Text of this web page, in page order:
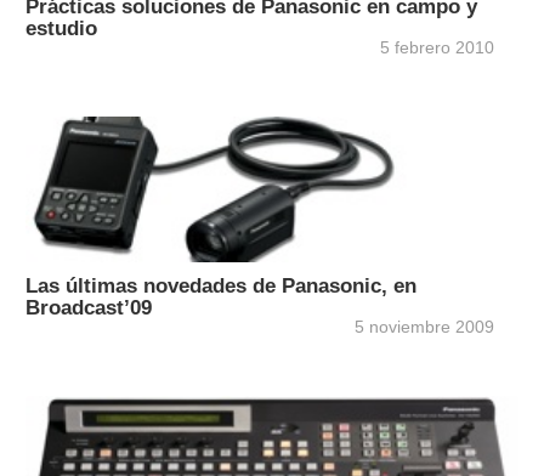
Prácticas soluciones de Panasonic en campo y
estudio
5 febrero 2010
Las últimas novedades de Panasonic, en
Broadcast’09
5 noviembre 2009